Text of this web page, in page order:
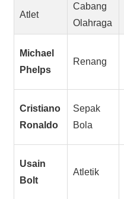
Atlet
Cabang
Olahraga
Michael
Phelps
Renang
Cristiano
Ronaldo
Sepak
Bola
Usain
Bolt
Atletik